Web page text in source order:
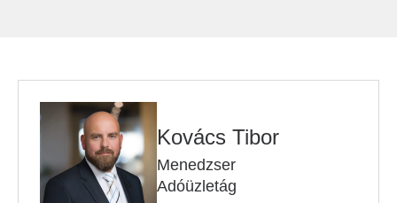
Kovács Tibor
Menedzser
Adóüzletág